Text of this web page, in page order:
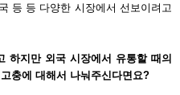
등 등 다양한 시장에서 선보이려고
하지만 외국 시장에서 유통할 때의
충에 대해서 나눠주신다면요?